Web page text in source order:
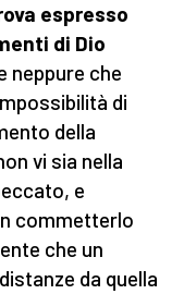
espresso
di Dio
neppure che
di
della
vi sia nella
e
commetterlo
che un
da quella